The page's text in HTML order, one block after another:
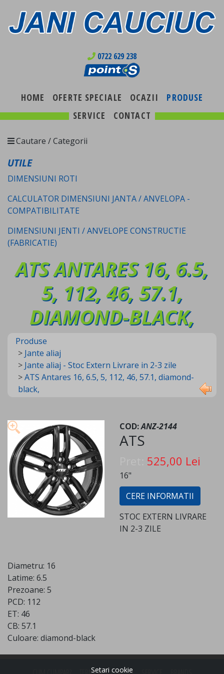
0722 629 238
HOME OFERTE SPECIALE OCAZII
PRODUSE
SERVICE
CONTACT
Cautare / Categorii
UTILE
DIMENSIUNI ROTI
CALCULATOR DIMENSIUNI JANTA / ANVELOPA -
COMPATIBILITATE
DIMENSIUNI JENTI / ANVELOPE CONSTRUCTIE
(FABRICATIE)
ATS ANTARES 16, 6.5,
5, 112, 46, 57.1,
DIAMOND-BLACK,
Produse
> Jante aliaj
> Jante aliaj - Stoc Extern Livrare in 2-3 zile
>ATS Antares 16, 6.5, 5, 112, 46, 57.1, diamond-
black,
COD:ANZ-2144
ATS
525,00 Lei
16"
CERE INFORMATII
STOC EXTERN LIVRARE
IN 2-3 ZILE
Diametru: 16
Latime: 6.5
Prezoane: 5
PCD: 112
ET: 46
CB: 57.1
Culoare: diamond-black
Setari cookie